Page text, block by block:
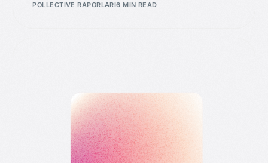
POLLECTIVE RAPORLARI6 MIN READ